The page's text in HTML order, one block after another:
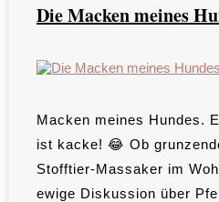
Die Macken meines
Macken meines Hundes.
ist kacke! 😂 Ob
Stofftier-Massaker im
ewige Diskussion über